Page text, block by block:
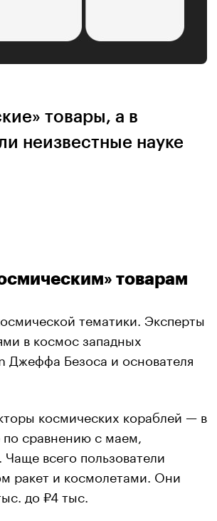
товары, а в
неизвестные науке
товарам
тематики. Эксперты
в космос западных
Джеффа Безоса и основателя
космических кораблей — в
сравнению с маем,
Чаще всего пользователи
ракет и космолетами. Они
до ₽4 тыс.